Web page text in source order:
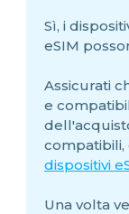
Sì, i
eSIM
Assicurati
e
compatibili,
dispositivi
Una volta